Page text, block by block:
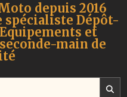
depuis 2016
spécialiste Dépôt-
et
main de